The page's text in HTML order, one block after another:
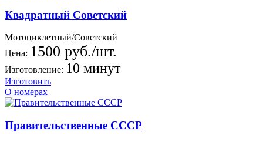
Квадратный Советский
Мотоциклетный/Советский
Цена: 1500 руб./шт.
Изготовление: 10 минут
Изготовить
О номерах
Правительственные СССР